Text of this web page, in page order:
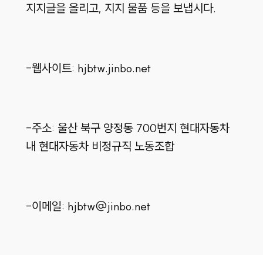
지지글을 올리고, 지지 물품 등을 보냅시다.
-웹사이트: hjbtw.jinbo.net
-주소: 울산 북구 양정동 700번지 현대자동차
내 현대자동차 비정규직 노동조합
-이메일: hjbtw@jinbo.net